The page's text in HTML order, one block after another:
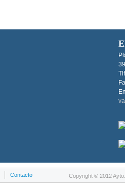
Copyright © 2012
Contacto